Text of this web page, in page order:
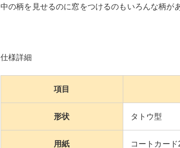
中の柄を見せるのに窓をつけるのもいろんな柄が
仕様詳細
項目
形状 タトウ型
用紙 コートカー